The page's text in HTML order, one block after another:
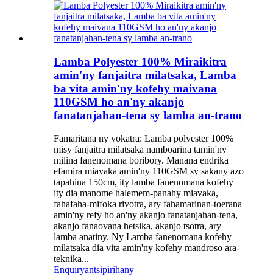
Lamba Polyester 100% Miraikitra
amin'ny fanjaitra milatsaka, Lamba
ba vita amin'ny kofehy maivana
110GSM ho an'ny akanjo
fanatanjahan-tena sy lamba an-trano
Famaritana ny vokatra: Lamba polyester 100%
misy fanjaitra milatsaka namboarina tamin'ny
milina fanenomana boribory. Manana endrika
efamira miavaka amin'ny 110GSM sy sakany azo
tapahina 150cm, ity lamba fanenomana kofehy
ity dia manome halemem-panahy miavaka,
fahafaha-mifoka rivotra, ary fahamarinan-toerana
amin'ny refy ho an'ny akanjo fanatanjahan-tena,
akanjo fanaovana hetsika, akanjo tsotra, ary
lamba anatiny. Ny Lamba fanenomana kofehy
milatsaka dia vita amin'ny kofehy mandroso ara-
teknika...
Enquiryantsipirihany